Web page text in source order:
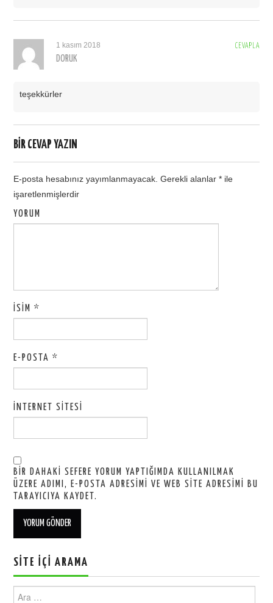
CEVAPLA
1 kasım 2018
DORUK
teşekkürler
BIR CEVAP YAZIN
E-posta hesabınız yayımlanmayacak. Gerekli alanlar* ile
işaretlenmişlerdir
YORUM
İSIM*
E-POSTA*
İNTERNET SITESI
BIR DAHAKI SEFERE YORUM YAPTIĞIMDA KULLANILMAK
ÜZERE ADIMI, E-POSTA ADRESIMI VE WEB SITE ADRESIMI BU
TARAYICIYA KAYDET.
SITE İÇI ARAMA
Ara: